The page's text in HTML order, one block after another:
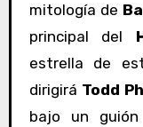
mitología de
principal del
estrella de
dirigirá Todd
bajo un